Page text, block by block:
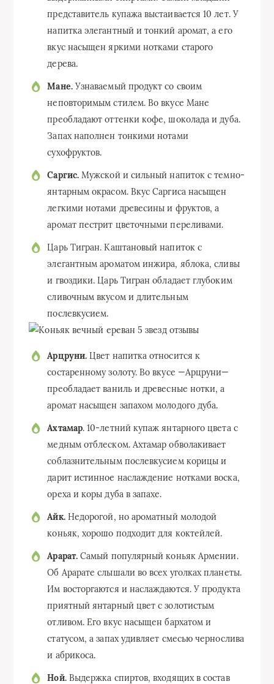
представитель купажа выстаивается 10 лет. У
напитка элегантный и тонкий аромат, а его
вкус насыщен яркими нотками старого
дерева.
Мане.Узнаваемый продукт со своим
неповторимым стилем. Во вкусе Мане
преобладают оттенки кофе, шоколада и дуба.
Запах наполнен тонкими нотами
сухофруктов.
Саргис.Мужской и сильный напиток с темно-
янтарным окрасом. Вкус Саргиса насыщен
легкими нотами древесины и фруктов, а
аромат пестрит цветочными переливами.
Царь Тигран. Каштановый напиток с
элегантным ароматом инжира, яблока, сливы
и гвоздики. Царь Тигран обладает глубоким
сливочным вкусом и длительным
послевкусием.
Арцруни. Цвет напитка относится к
состаренному золоту. Во вкусе —Арцруни—
преобладает ваниль и древесные нотки, а
аромат насыщен запахом молодого дуба.
Ахтамар. 10-летний купаж янтарного цвета с
медным отблеском. Ахтамар обволакивает
соблазнительным послевкусием корицы и
дарит истинное наслаждение нотками воска,
ореха и коры дуба в запахе.
Айк.Недорогой, но ароматный молодой
коньяк, хорошо подходит для коктейлей.
Арарат.Самый популярный коньяк Армении.
Об Арарате слышали во всех уголках планеты.
Им восторгаются и наслаждаются. У продукта
приятный янтарный цвет с золотистым
отливом. Его вкус насыщен бархатом и
статусом, а запах удивляет смесью чернослива
и абрикоса.
Ной.Выдержка спиртов, входящих в состав